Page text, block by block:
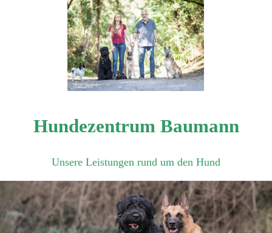
Hundezentrum Baumann
Unsere Leistungen rund um den Hund